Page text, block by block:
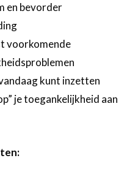
en bevorder
voorkomende
kunt inzetten
je toegankelijkheid aan